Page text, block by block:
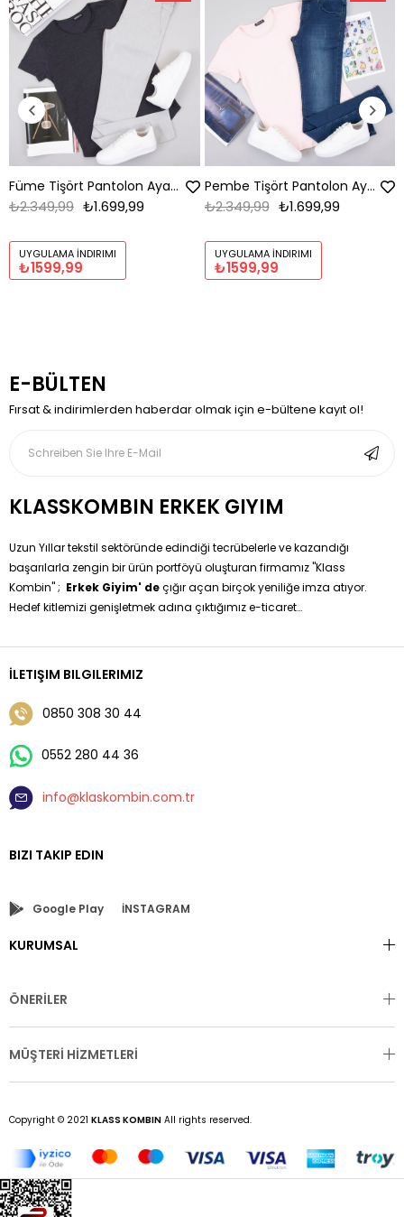
Füme Tişört Pantolon Ayakkabı Kombin
₺1.699,99
₺2.349,99
UYGULAMA İNDIRIMI
₺1599,99
Pembe Tişört Pantolon Ayakkabı Kombin
₺1.699,99
₺2.349,99
UYGULAMA İNDIRIMI
₺1599,99
E-BÜLTEN
Fırsat & indirimlerden haberdar olmak için e-bültene kayıt ol!
KLASSKOMBIN ERKEK GIYIM
Uzun Yıllar tekstil sektöründe edindiği tecrübelerle ve kazandığı
başarılarla zengin bir ürün portföyü oluşturan firmamız ''Klass
Kombin'' ; Erkek Giyim' deçığır açan birçok yeniliğe imza atıyor.
Hedef kitlemizi genişletmek adına çıktığımız e-ticaret
özgün tasarımlarla buluşturma hedefimizi gerçekleştiriyoruz.
Erkek Giyim 'de Hazır Kombinleri Siz değerli müşterilerimize
sunmaktayız sadece boy ve kilo bilgisi vererek çok kolay bir
şekilde kendi kombininize sahip olabilirsiniz.
İLETIŞIM BILGILERIMIZ
0850 308 30 44
0552 280 44 36
info@klaskombin.com.tr
BIZI TAKIP EDIN
Google Play İNSTAGRAM
KURUMSAL
ÖNERİLER
MÜŞTERİ HİZMETLERİ
Copyright © 2021 KLASS KOMBIN All rights reserved.